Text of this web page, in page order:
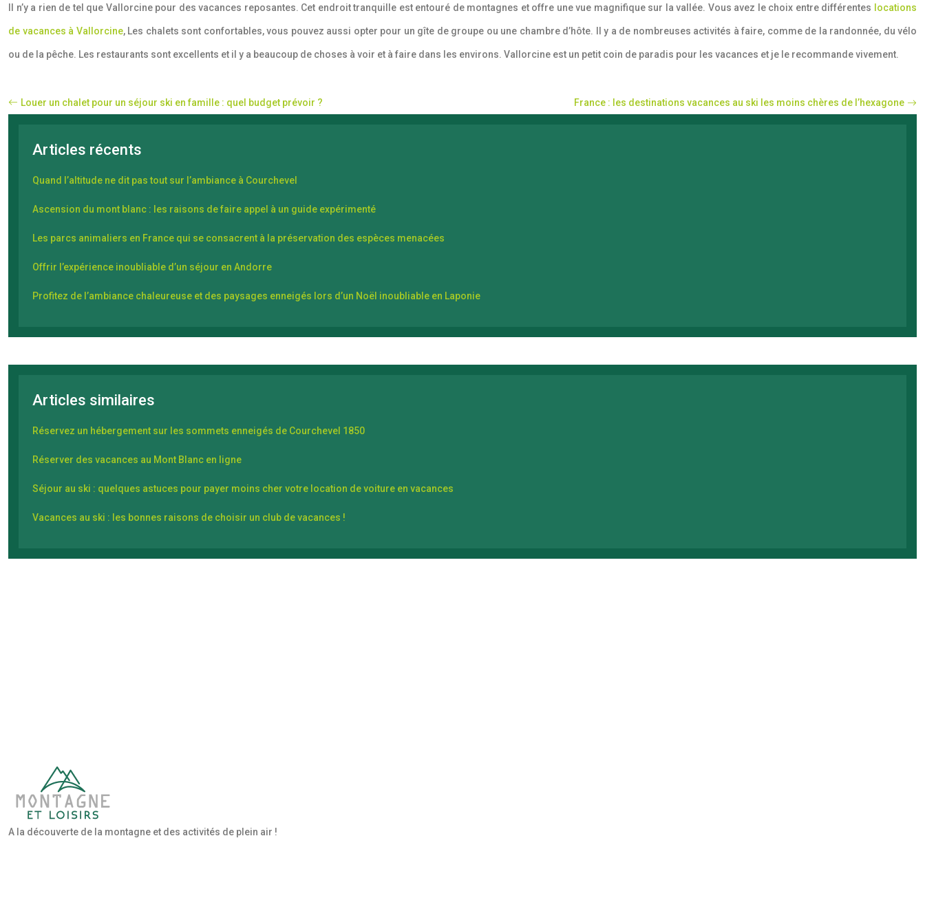
Il n’y a rien de tel que Vallorcine pour des vacances reposantes. Cet endroit tranquille est entouré de montagnes et offre une vue magnifique sur la vallée. Vous avez le choix entre différentes locations
de vacances à Vallorcine, Les chalets sont confortables, vous pouvez aussi opter pour un gîte de groupe ou une chambre d’hôte. Il y a de nombreuses activités à faire, comme de la randonnée, du vélo
ou de la pêche. Les restaurants sont excellents et il y a beaucoup de choses à voir et à faire dans les environs. Vallorcine est un petit coin de paradis pour les vacances et je le recommande vivement.
Louer un chalet pour un séjour ski en famille : quel budget prévoir ? France : les destinations vacances au ski les moins chères de l’hexagone
Articles récents
Quand l’altitude ne dit pas tout sur l’ambiance à Courchevel
Ascension du mont blanc : les raisons de faire appel à un guide expérimenté
Les parcs animaliers en France qui se consacrent à la préservation des espèces menacées
Offrir l’expérience inoubliable d’un séjour en Andorre
Profitez de l’ambiance chaleureuse et des paysages enneigés lors d’un Noël inoubliable en Laponie
Articles similaires
Réservez un hébergement sur les sommets enneigés de Courchevel 1850
Réserver des vacances au Mont Blanc en ligne
Séjour au ski : quelques astuces pour payer moins cher votre location de voiture en vacances
Vacances au ski : les bonnes raisons de choisir un club de vacances !
A la découverte de la montagne et des activités de plein air !